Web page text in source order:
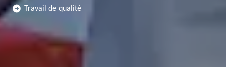
Travail de qualité